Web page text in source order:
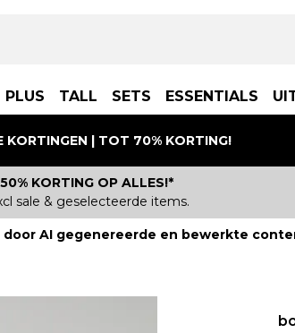
PLUS TALL SETS ESSENTIALS
KORTINGEN | TOT 70% KORTING!
50% KORTING OP ALLES!*
sale & geselecteerde items.
AI gegenereerde en bewerkte